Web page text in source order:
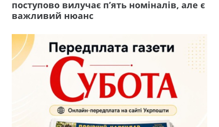
поступово вилучає п’ять номіналів, але є
важливий нюанс